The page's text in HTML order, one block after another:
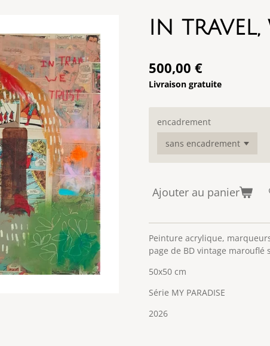
IN
500,00 €
Livraison gratuite
encadrement
Ajouter au panier
Peinture acrylique,
page de BD vintage marouflé
50x50 cm
Série MY PARADISE
2026